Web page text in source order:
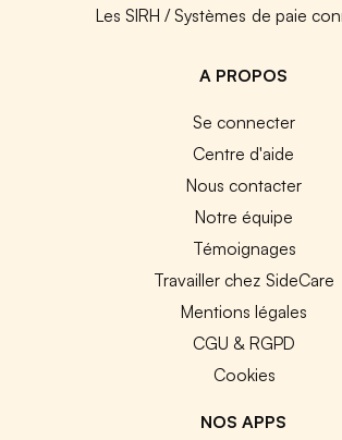
Les SIRH / Systèmes de paie
A PROPOS
Se connecter
Centre d'aide
Nous contacter
Notre équipe
Témoignages
Travailler chez SideCare
Mentions légales
CGU & RGPD
Cookies
NOS APPS